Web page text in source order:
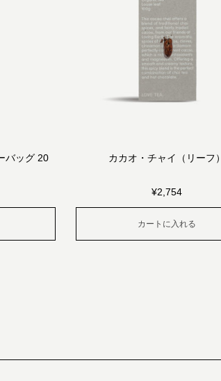
バッグ 20
カカオ・チャイ（リーフ）
¥2,754
カートに入れる